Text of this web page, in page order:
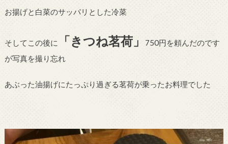
お揚げと白菜のサッパリとした冷菜
そしてこの後に 「きつね茗荷」
750円を頼んだのです
が写真を撮り忘れ
あぶった油揚げにたっぷり過ぎる茗荷が乗ったお料理でした